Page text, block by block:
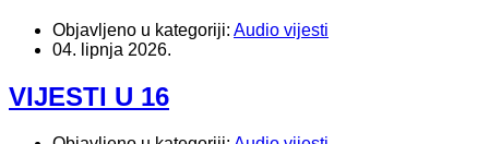
Objavljeno u kategoriji: Audio vijesti
04. lipnja 2026.
VIJESTI U 16